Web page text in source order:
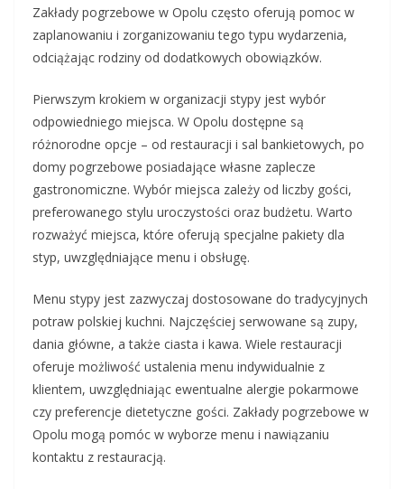
Zakłady pogrzebowe w Opolu często oferują pomoc w
zaplanowaniu i zorganizowaniu tego typu wydarzenia,
odciążając rodziny od dodatkowych obowiązków.
Pierwszym krokiem w organizacji stypy jest wybór
odpowiedniego miejsca. W Opolu dostępne są
różnorodne opcje – od restauracji i sal bankietowych, po
domy pogrzebowe posiadające własne zaplecze
gastronomiczne. Wybór miejsca zależy od liczby gości,
preferowanego stylu uroczystości oraz budżetu. Warto
rozważyć miejsca, które oferują specjalne pakiety dla
styp, uwzględniające menu i obsługę.
Menu stypy jest zazwyczaj dostosowane do tradycyjnych
potraw polskiej kuchni. Najczęściej serwowane są zupy,
dania główne, a także ciasta i kawa. Wiele restauracji
oferuje możliwość ustalenia menu indywidualnie z
klientem, uwzględniając ewentualne alergie pokarmowe
czy preferencje dietetyczne gości. Zakłady pogrzebowe w
Opolu mogą pomóc w wyborze menu i nawiązaniu
kontaktu z restauracją.